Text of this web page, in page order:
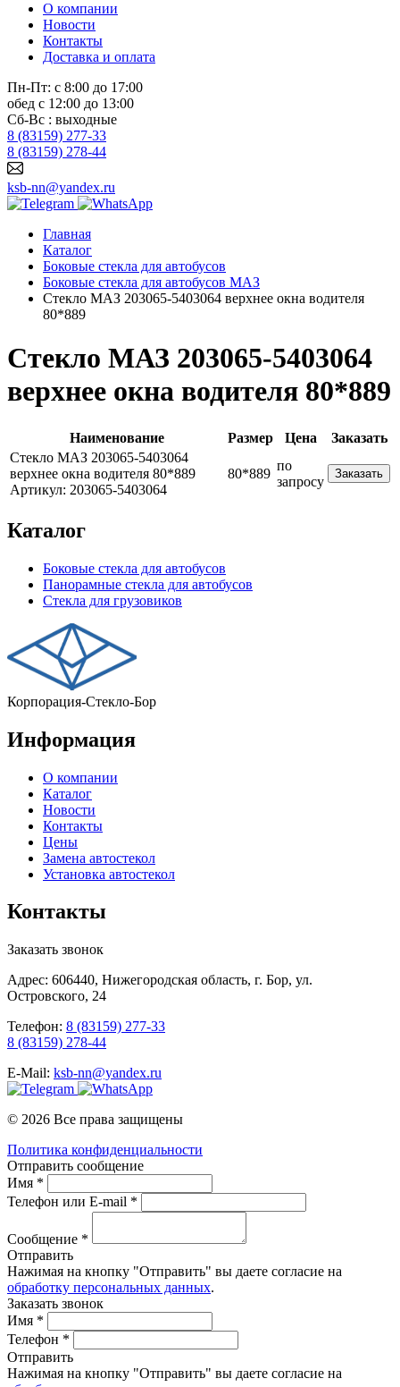
О компании
Новости
Контакты
Доставка и оплата
Пн-Пт: с 8:00 до 17:00
обед с 12:00 до 13:00
Сб-Вс : выходные
8 (83159) 277-33
8 (83159) 278-44
ksb-nn@yandex.ru
Главная
Каталог
Боковые стекла для автобусов
Боковые стекла для автобусов МАЗ
Стекло МАЗ 203065-5403064 верхнее окна водителя
80*889
Стекло МАЗ 203065-5403064
верхнее окна водителя 80*889
Наименование Размер Цена
Заказать
Стекло МАЗ 203065-5403064
верхнее окна водителя 80*889
Артикул: 203065-5403064
80*889
по
запросу
Заказать
Каталог
Боковые стекла для автобусов
Панорамные стекла для автобусов
Стекла для грузовиков
Корпорация-Стекло-Бор
Информация
О компании
Каталог
Новости
Контакты
Цены
Замена автостекол
Установка автостекол
Контакты
Заказать звонок
Адрес: 606440, Нижегородская область, г. Бор, ул.
Островского, 24
Телефон: 8 (83159) 277-33
8 (83159) 278-44
E-Mail: ksb-nn@yandex.ru
© 2026 Все права защищены
Политика конфиденциальности
Отправить сообщение
Имя *
Телефон или E-mail *
Сообщение *
Отправить
Нажимая на кнопку "Отправить" вы даете согласие на
обработку персональных данных.
Заказать звонок
Имя *
Телефон *
Отправить
Нажимая на кнопку "Отправить" вы даете согласие на